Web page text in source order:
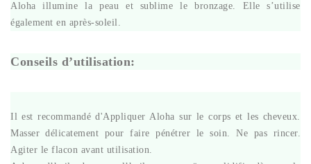
Aloha illumine la peau et sublime le bronzage. Elle s’utilise
également en après-soleil.
Conseils d’utilisation:
Il est recommandé d'Appliquer Aloha sur le corps et les cheveux.
Masser délicatement pour faire pénétrer le soin. Ne pas rincer.
Agiter le flacon avant utilisation.